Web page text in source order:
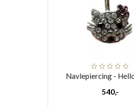
Navlepiercing -
540,-